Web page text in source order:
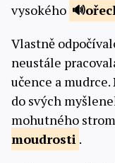
vysokého
Vlastně
neustále
učence a
do svých
mohutného
moudrosti .